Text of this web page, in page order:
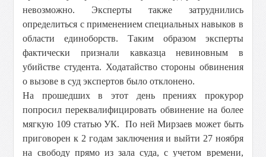
невозможно. Эксперты также затруднились
определиться с применением специальных навыков в
области единоборств. Таким образом эксперты
фактически признали кавказца невиновным в
убийстве студента. Ходатайство стороны обвинения
о вызове в суд экспертов было отклонено.
На прошедших в этот день прениях прокурор
попросил переквалифицировать обвинение на более
мягкую 109 статью УК. По ней Мирзаев может быть
приговорен к 2 годам заключения и выйти 27 ноября
на свободу прямо из зала суда, с учетом времени,